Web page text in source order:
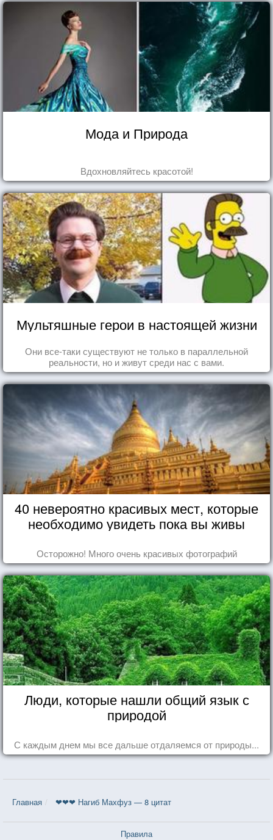
Мода и Природа
Вдохновляйтесь красотой!
Мультяшные герои в настоящей жизни
Они все-таки существуют не только в параллельной
реальности, но и живут среди нас с вами.
40 невероятно красивых мест, которые
необходимо увидеть пока вы живы
Осторожно! Много очень красивых фотографий
Люди, которые нашли общий язык с
природой
С каждым днем мы все дальше отдаляемся от природы...
Главная ❤❤❤ Нагиб Махфуз — 8 цитат
Правила